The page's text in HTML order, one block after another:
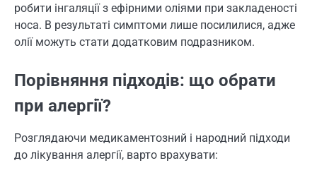
робити інгаляції з ефірними оліями при закладеності
носа. В результаті симптоми лише посилилися, адже
олії можуть стати додатковим подразником.
Порівняння підходів: що обрати
при алергії?
Розглядаючи медикаментозний і народний підходи
до лікування алергії, варто врахувати: